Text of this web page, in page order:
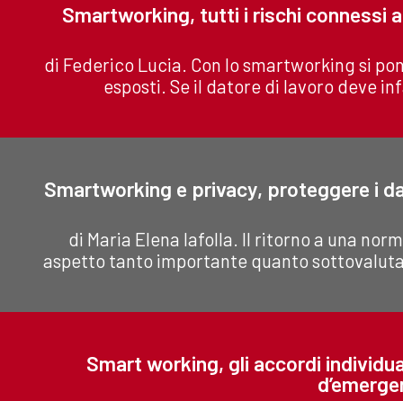
Smartworking, tutti i rischi connessi
di Federico Lucia. Con lo smartworking si
esposti. Se il datore di lavoro deve
Smartworking e privacy, proteggere i
di Maria Elena Iafolla. Il ritorno a una
aspetto tanto importante quanto
Smart working, gli accordi